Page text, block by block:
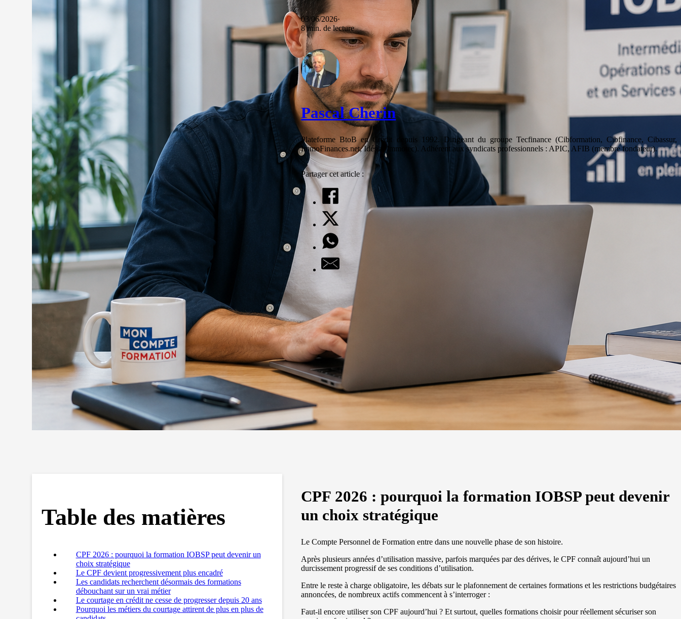
03/06/2026
8 min. de lecture
Pascal Cherin
Plateforme BtoB en Crédit depuis 1992. Dirigeant du groupe Tecfinance (Cibformation, Cibfinance, Cibassur,
ImmoFinances.net, Idésia, Immotec). Adhérent aux syndicats professionnels : APIC, AFIB (membre fondateur).
Partager cet article :
CPF 2026 : pourquoi la formation IOBSP peut devenir
un choix stratégique
Le Compte Personnel de Formation entre dans une nouvelle phase de son histoire.
Après plusieurs années d’utilisation massive, parfois marquées par des dérives, le CPF connaît aujourd’hui un
durcissement progressif de ses conditions d’utilisation.
Entre le reste à charge obligatoire, les débats sur le plafonnement de certaines formations et les restrictions budgétaires
annoncées, de nombreux actifs commencent à s’interroger :
Faut-il encore utiliser son CPF aujourd’hui ? Et surtout, quelles formations choisir pour réellement sécuriser son
Table des matières
CPF 2026 : pourquoi la formation IOBSP peut devenir un
choix stratégique
Le CPF devient progressivement plus encadré
Les candidats recherchent désormais des formations
débouchant sur un vrai métier
Le courtage en crédit ne cesse de progresser depuis 20 ans
Pourquoi les métiers du courtage attirent de plus en plus de
comportement
visitez notre
site, vous
augmentez les
chances de
voir du
contenu et des
offres
personnalisés.